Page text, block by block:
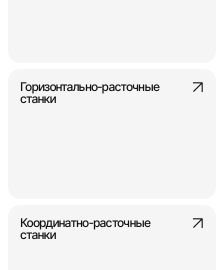
Горизонтально-расточные
станки
Координатно-расточные
станки